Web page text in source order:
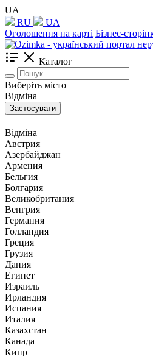
UA
RU
UA
Оголошення на карті Бізнес-
Каталог
Виберіть місто
Відміна
Застосувати
Відміна
Австрия
Азербайджан
Армения
Бельгия
Болгария
Великобритания
Венгрия
Германия
Голландия
Греция
Грузия
Дания
Египет
Израиль
Ирландия
Испания
Италия
Казахстан
Канада
Кипр